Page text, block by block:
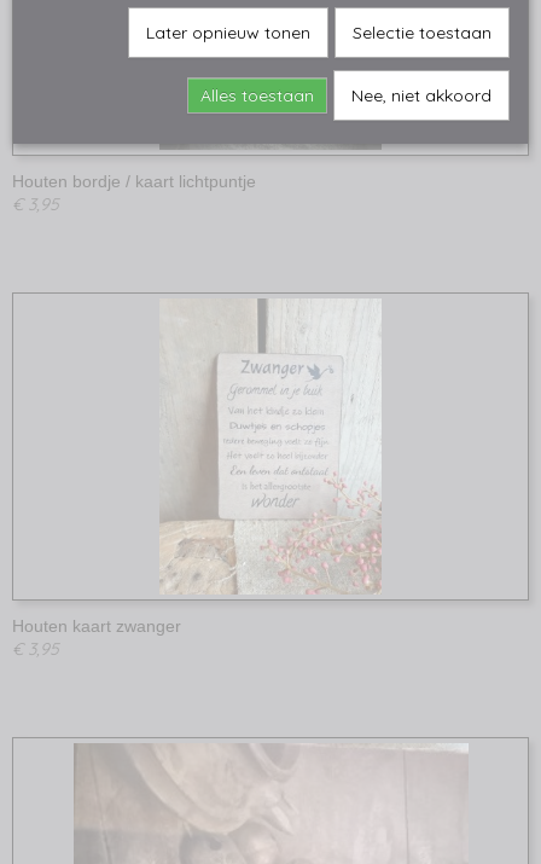
Houten bordje / kaart lichtpuntje
€ 3,95
Houten kaart zwanger
€ 3,95
Later opnieuw tonen Selectie toestaan
Alles toestaan Nee, niet akkoord